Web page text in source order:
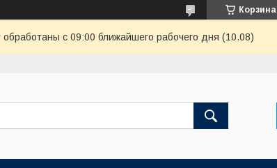
Корзина
с 09:00 ближайшего рабочего дня (10.08)